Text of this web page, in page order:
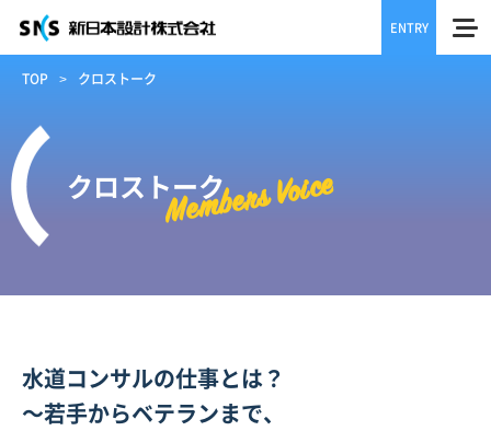
ENTRY
TOP クロストーク
クロストークMembers Voice
水道コンサルの仕事とは？
～若手からベテランまで、